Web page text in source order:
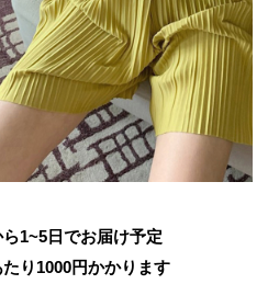
1~5日でお届け予定
り 1000円かかります